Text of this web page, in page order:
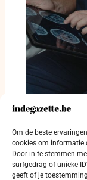
Om de beste
cookies om informatie
Door in te stemmen
surfgedrag of unieke
geeft of je
Oostende
Zandvoorde
3 augustus 2026